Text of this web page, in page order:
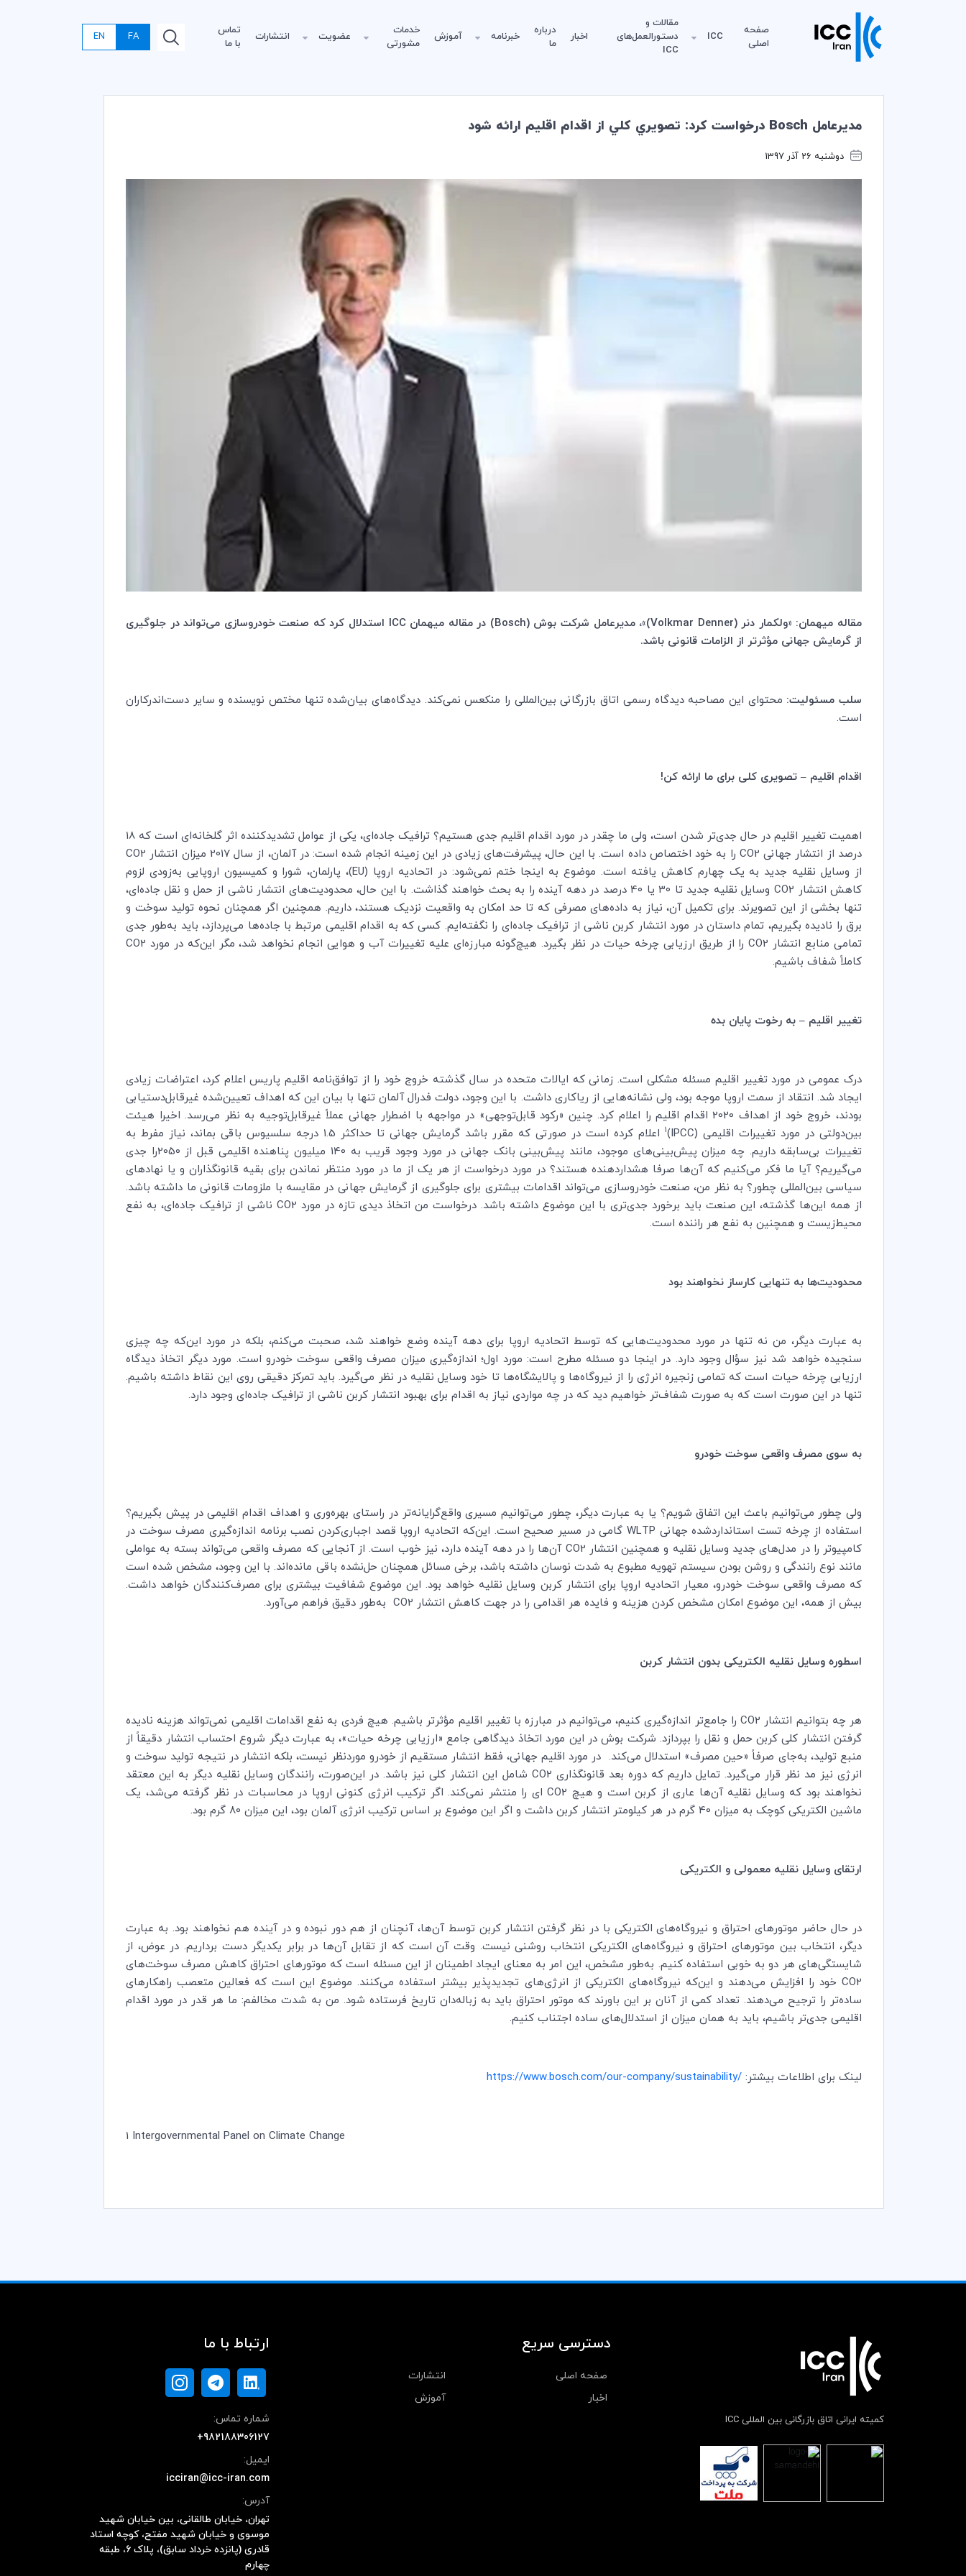
صفحه
اصلی
ICC
مقالات و
دستورالعمل‌های
ICC
اخبار
درباره
ما
خبرنامه آموزش
خدمات
مشورتی
عضویت انتشارات
تماس
با ما
FA
EN
مديرعامل Bosch درخواست كرد: تصويري كلي از اقدام اقليم ارائه شود
دوشنبه 26 آذر 1397
مقاله میهمان: «ولکمار دنر (
Volkmar Denner
)»، مدیرعامل شرکت بوش (Bosch) در مقاله میهمانICC استدلال کرد که صنعت خودروسازی می‌تواند در جلوگیری
از گرمایش جهانی مؤثرتر از الزامات قانونی باشد.
سلب مسئولیت: محتوای این مصاحبه دیدگاه رسمی اتاق بازرگانی بین‌المللی را منکعس نمی‌کند. دیدگاه‌های بیان‌شده تنها مختص نویسنده و سایر ‌دست‌اندرکاران
است.
اقدام اقلیم – تصویری کلی برای ما ارائه کن!
اهمیت تغییر اقلیم در حال جدی‌تر شدن است، ولی ما چقدر در مورد اقدام اقلیم جدی هستیم؟ ترافیک جاده‌ای، یکی از عوامل تشدیدکننده اثر گلخانه‌ای است که 18
درصد از انتشار جهانی CO2 را به خود اختصاص داده است. با این حال، پیشرفت‌های زیادی در این زمینه انجام شده است: در آلمان، از سال 2017 میزان انتشار
CO2
از وسایل نقلیه جدید به یک چهارم کاهش یافته است. موضوع به اینجا ختم نمی‌شود: در اتحادیه اروپا (EU)، پارلمان، شورا و کمیسیون اروپایی به‌زودی لزوم
کاهش انتشار CO2
وسایل نقلیه جدید تا 30 یا 40 درصد در دهه آینده را به بحث خواهند گذاشت. با این حال، محدودیت‌های انتشار ناشی از حمل و نقل جاده‌ای،
تنها بخشی از این تصویرند. برای تکمیل آن‌، نیاز به داده‌های مصرفی که تا حد امکان به واقعیت نزدیک هستند، داریم. همچنین اگر همچنان نحوه تولید سوخت و
برق را نادیده بگیریم، تمام داستان در مورد انتشار کربن ناشی از ترافیک جاده‌ای را نگفته‌ایم. کسی که به اقدام اقلیمی مرتبط با جاده‌‌ها می‌پردازد، باید به‌طور جدی
تمامی منابع انتشار CO2را از طریق ارزیابی چرخه حیات در نظر بگیرد. هیچ‌گونه مبارزه‌ای علیه تغییرات آب و هوایی انجام نخواهد شد، مگر این‌که در مورد CO2
کاملاً شفاف باشیم.
تغییر اقلیم – به رخوت پایان بده
درک عمومی در مورد تغییر اقلیم مسئله مشکلی است. زمانی که ایالات متحده در سال گذشته خروج خود را از توافق‌نامه اقلیم پاریس اعلام کرد، اعتراضات زیادی
ایجاد شد. انتقاد از سمت اروپا موجه بود، ولی نشانه‌هایی از ریاکاری داشت. با این وجود، دولت فدرال آلمان تنها با بیان این که اهداف تعیین‌شده غیرقابل‌دستیابی
بودند، خروج خود از اهداف 2020 اقدام اقلیم را اعلام کرد. چنین «رکود قابل‌توجهی» در مواجهه با اضطرار جهانی عملاً غیرقابل‌توجیه به نظر می‌رسد. اخیرا هیئت
بین‌دولتی در مورد تغییرات اقلیمی (IPCC
)
1
اعلام کرده است در صورتی که مقرر باشد گرمایش جهانی تا حداکثر 1.5 درجه سلسیوس باقی بماند، نیاز مفرط به
تغییرات بی‌سابقه داریم. چه میزان پیش‌بینی‌های موجود، مانند پیش‌بینی بانک جهانی در مورد وجود قریب به 140 میلیون پناهنده اقلیمی قبل از 2050را جدی
می‌گیریم؟ آیا ما فکر می‌کنیم که آن‌ها صرفا هشداردهنده هستند؟ در مورد درخواست از هر یک از ما در مورد منتظر نماندن برای بقیه قانونگذاران و یا نهادهای
سیاسی بین‌المللی چطور؟ به نظر من، صنعت خودروسازی می‌تواند اقدامات بیشتری برای جلوگیری از گرمایش جهانی در مقایسه با ملزومات قانونی ما داشته باشد.
از همه این‌ها گذشته، این صنعت باید برخورد جدی‌تری با این موضوع داشته باشد. درخواست من اتخاذ دیدی تازه در مورد CO2 ناشی از ترافیک جاده‌ای، به نفع
محیط‌زیست و همچنین به نفع هر راننده است.
محدودیت‌ها به تنهایی کارساز نخواهند بود
به عبارت دیگر، من نه تنها در مورد محدودیت‌هایی که توسط اتحادیه اروپا برای دهه آینده وضع خواهند شد، صحبت می‌کنم، بلکه در مورد این‌که چه چیزی
سنجیده خواهد شد نیز سؤال وجود دارد. در اینجا دو مسئله مطرح است: مورد اول؛ اندازه‌گیری میزان مصرف واقعی سوخت خودرو است. مورد دیگر اتخاذ دیدگاه
ارزیابی چرخه حیات است که تمامی زنجیره انرژی را از نیروگاه‌ها و پالایشگاه‌ها تا خود وسایل نقلیه در نظر می‌گیرد. باید تمرکز دقیقی روی این نقاط داشته باشیم.
تنها در این صورت است که به صورت شفاف‌تر خواهیم دید که در چه مواردی نیاز به اقدام برای بهبود انتشار کربن ناشی از ترافیک جاده‌ای وجود دارد.
به سوی مصرف واقعی سوخت خودرو
ولی چطور می‌توانیم باعث این اتفاق شویم؟ یا به عبارت دیگر، چطور می‌توانیم مسیری واقع‌گرایانه‌تر در راستای بهره‌وری و اهداف اقدام اقلیمی در پیش بگیریم؟
استفاده از چرخه تست استانداردشده جهانی WLTP گامی در مسیر صحیح است. این‌که اتحادیه اروپا قصد اجباری‌کردن نصب برنامه اندازه‌گیری مصرف سوخت در
کامپیوتر را در مدل‌های جدید وسایل نقلیه و همچنین انتشار CO2 آن‌ها را در دهه آینده دارد، نیز خوب است. از آنجایی که مصرف واقعی می‌تواند بسته به عواملی
مانند نوع رانندگی و روشن بودن سیستم تهویه مطبوع به شدت نوسان داشته باشد، برخی مسائل همچنان حل‌نشده باقی مانده‌اند. با این وجود، مشخص شده است
که مصرف واقعی سوخت خودرو، معیار اتحادیه اروپا برای انتشار کربن وسایل نقلیه خواهد بود. این موضوع شفافیت بیشتری برای مصرف‌کنندگان خواهد داشت.
بیش از همه، این موضوع امکان مشخص کردن هزینه و فایده هر اقدامی را در جهت کاهش انتشار CO2 به‌طور دقیق فراهم می‌آ‌ورد.
اسطوره وسایل نقلیه الکتریکی بدون انتشار کربن
هر چه بتوانیم انتشار CO2را جامع‌تر اندازه‌گیری کنیم، می‌توانیم در مبارزه با تغییر اقلیم مؤثرتر باشیم. هیچ فردی به نفع اقدامات اقلیمی نمی‌تواند هزینه نادیده
گرفتن انتشار کلی کربن حمل و نقل را بپردازد. شرکت بوش در این مورد اتخاذ دیدگاهی جامع «ارزیابی چرخه حیات»، به عبارت دیگر شروع احتساب انتشار دقیقاً از
منبع تولید، به‌جای صرفاً «حین مصرف» استدلال می‌کند. در مورد اقلیم جهانی، فقط انتشار مستقیم از خودرو موردنظر نیست، بلکه انتشار در نتیجه تولید سوخت و
انرژی نیز مد نظر قرار می‌گیرد. تمایل داریم که دوره بعد قانونگذاری CO2 شامل این انتشار کلی نیز باشد. در این‌صورت، رانندگان وسایل نقلیه دیگر به این معتقد
نخواهند بود که وسایل نقلیه آن‌ها عاری از کربن است و هیچ CO2 ای را منتشر نمی‌کند. اگر ترکیب انرژی کنونی اروپا در محاسبات در نظر گرفته می‌شد، یک
ماشین الکتریکی کوچک به میزان 40 گرم در هر کیلومتر انتشار کربن داشت و اگر این موضوع بر اساس ترکیب انرژی آلمان بود، این میزان 80 گرم بود.
ارتقای وسایل نقلیه معمولی و الکتریکی
در حال حاضر موتورهای احتراق و نیروگاه‌های الکتریکی با در نظر گرفتن انتشار کربن توسط آن‌ها، آنچنان از هم دور نبوده و در آینده هم نخواهند بود. به عبارت
دیگر، انتخاب بین موتورهای احتراق و نیروگاه‌های الکتریکی انتخاب روشنی نیست. وقت آن است که از تقابل آن‌ها در برابر یکدیگر دست برداریم. در عوض، از
شایستگی‌های هر دو به خوبی استفاده کنیم. به‌طور مشخص، این امر به معنای ایجاد اطمینان از این مسئله است که موتورهای احتراق کاهش مصرف سوخت‌های
CO2 خود را افزایش می‌دهند و این‌که نیروگاه‌های الکتریکی از انرژی‌های تجدیدپذیر بیشتر استفاده می‌کنند. موضوع این است که فعالین متعصب راهکارهای
ساده‌تر را ترجیح می‌دهند. تعداد کمی از آنان بر این باورند که موتور احتراق باید به زباله‌دان تاریخ فرستاده شود. من به شدت مخالفم: ما هر قدر در مورد اقدام
اقلیمی جدی‌تر باشیم، باید به همان میزان از استدلال‌های ساده اجتناب کنیم.
لینک برای اطلاعات بیشتر: https://www.bosch.com/our-company/sustainability/
Intergovernmental Panel on Climate Change
کمیته ایرانی اتاق بازرگانی بین المللی ICC
دسترسی سریع
صفحه اصلی
انتشارات
اخبار
آموزش
ارتباط با ما
شماره تماس:
+982188306127
ایمیل:
icciran@icc-iran.com
آدرس:
تهران، خیابان طالقانی، بین خیابان شهید
موسوی و خیابان شهید مفتح، کوچه استاد
قادری (پانزده خرداد سابق)، پلاک ۶، طبقه
چهارم